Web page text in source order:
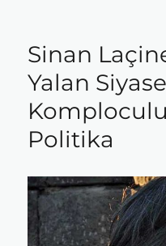
Sinan
Yalan
Politika